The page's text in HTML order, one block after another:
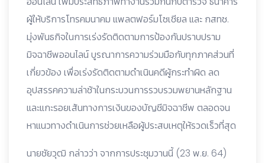
ผู้ให้บริการโทรคมนาคม แพลตฟอร์มโซเชียล และ กสทช.
มุ่งพันธกิจในการเร่งรัดติดตามการป้องกันปราบปราม
มิจฉาชีพออนไลน์ บูรณาการความร่วมมือกับทุกภาคส่วนที่
เกี่ยวข้อง เพื่อเร่งรัดติดตามดำเนินคดีผู้กระทำผิด ลด
อุปสรรคความล่าช้าในกระบวนการรวบรวมพยานหลักฐาน
และแกะรอยเส้นทางการเงินของบัญชีมิจฉาชีพ ตลอดจน
หาแนวทางดำเนินการช่วยเหลือผู้ประสบเหตุให้รวดเร็วที่สุด
นายชัยวุฒิ กล่าวว่า จากการประชุมวานนี้ (23 พ.ย. 64)